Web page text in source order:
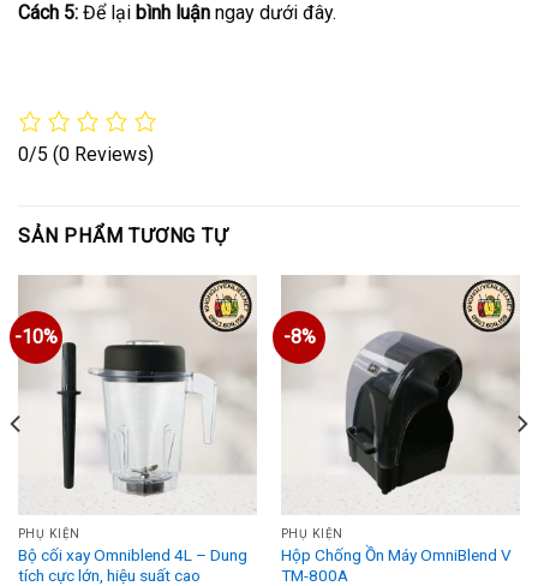
Cách 5: Để lại bình luận ngay dưới đây.
0/5 (0 Reviews)
SẢN PHẨM TƯƠNG TỰ
-10%
PHỤ KIỆN
Bộ cối xay Omniblend 4L – Dung
tích cực lớn, hiệu suất cao
-8%
PHỤ KIỆN
Hộp Chống Ồn Máy OmniBlend V
TM-800A